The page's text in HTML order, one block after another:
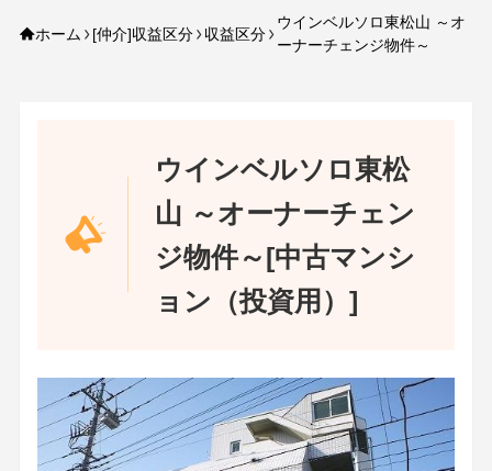
ホーム [仲介]収益区分 収益区分
ウインベルソロ東松山 ～オ
ーナーチェンジ物件～
ウインベルソロ東松
山 ～オーナーチェン
ジ物件～[中古マンシ
ョン（投資用）]